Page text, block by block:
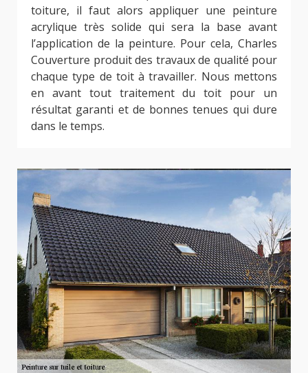
toiture, il faut alors appliquer une peinture
acrylique très solide qui sera la base avant
l’application de la peinture. Pour cela, Charles
Couverture produit des travaux de qualité pour
chaque type de toit à travailler. Nous mettons
en avant tout traitement du toit pour un
résultat garanti et de bonnes tenues qui dure
dans le temps.